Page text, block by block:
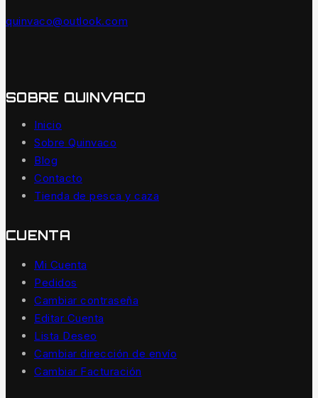
quinvaco@outlook.com
SOBRE QUINVACO
Inicio
Sobre Quinvaco
Blog
Contacto
Tienda de pesca y caza
CUENTA
Mi Cuenta
Pedidos
Cambiar contraseña
Editar Cuenta
Lista Deseo
Cambiar dirección de envío
Cambiar Facturación